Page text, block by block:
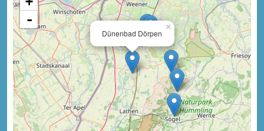
×
Dünenbad Dörpen
-